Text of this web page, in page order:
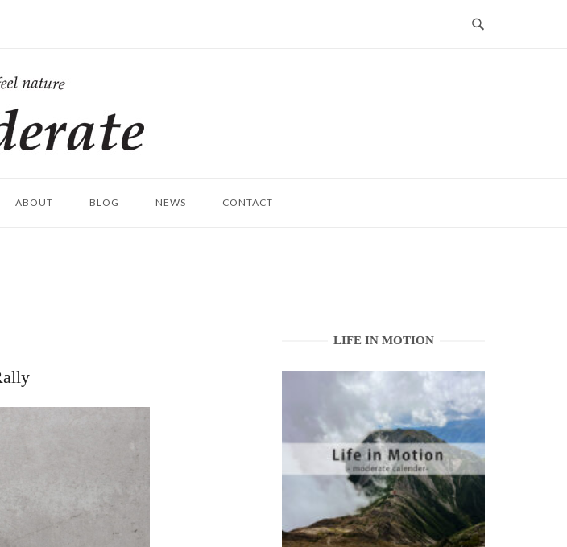
ム
ABOUT BLOG NEWS CONTACT
LIFE IN MOTION